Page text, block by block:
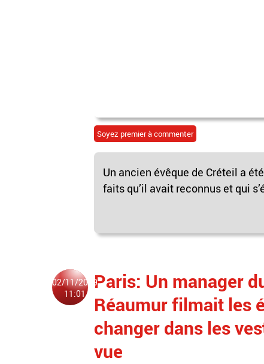
Soyez premier à commenter
Un ancien évêque de Créteil a
faits qu’il avait reconnus et qui
02/11/2019
11:01
Paris: Un manager
Réaumur filmait les
changer dans les
vue